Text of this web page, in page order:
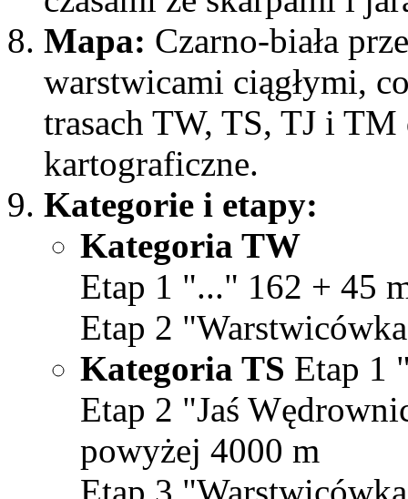
Mapa: Czarno-biała
warstwicami ciągłymi,
trasach TW, TS, TJ i
kartograficzne.
Kategorie i etapy:
Kategoria TW
Etap 1 "..." 162 + 45
Etap 2
Kategoria TS Etap 1
Etap 2 "Jaś
powyżej 4000 m